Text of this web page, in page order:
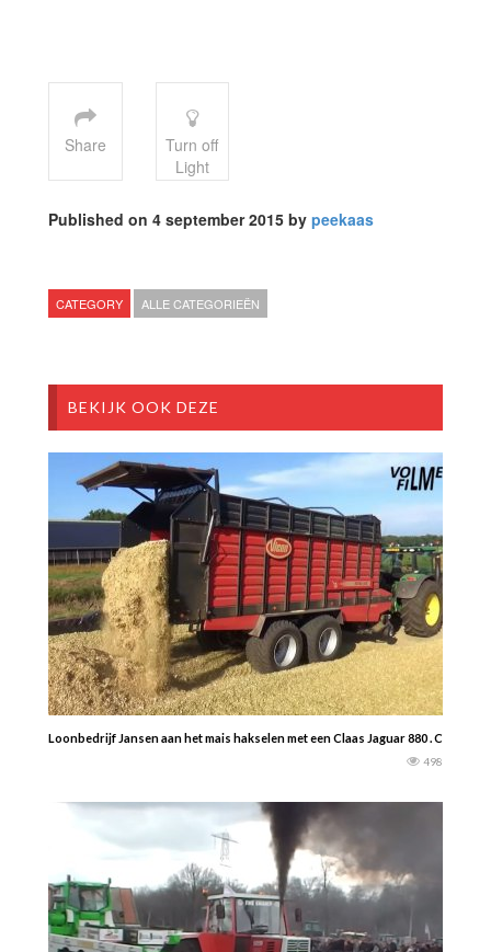
Share
Turn off
Light
Published on 4 september 2015 by peekaas
CATEGORY ALLE CATEGORIEËN
BEKIJK OOK DEZE
Loonbedrijf Jansen aan het mais hakselen met een Claas Jaguar 880 . Claas,
498